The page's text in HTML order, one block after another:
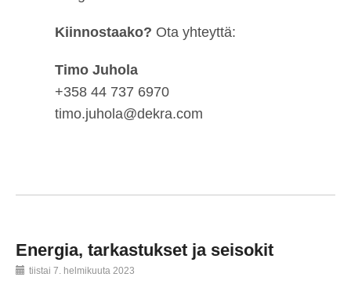
Kiinnostaako? Ota yhteyttä:
Timo Juhola
+358 44 737 6970
timo.juhola@dekra.com
Energia, tarkastukset ja seisokit
tiistai 7. helmikuuta 2023